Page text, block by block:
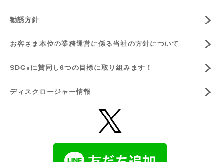
勧誘方針
お客さま本位の業務運営に係る当社の方針について
SDGsに賛同し6つの目標に取り組みます！
ディスクロージャー情報